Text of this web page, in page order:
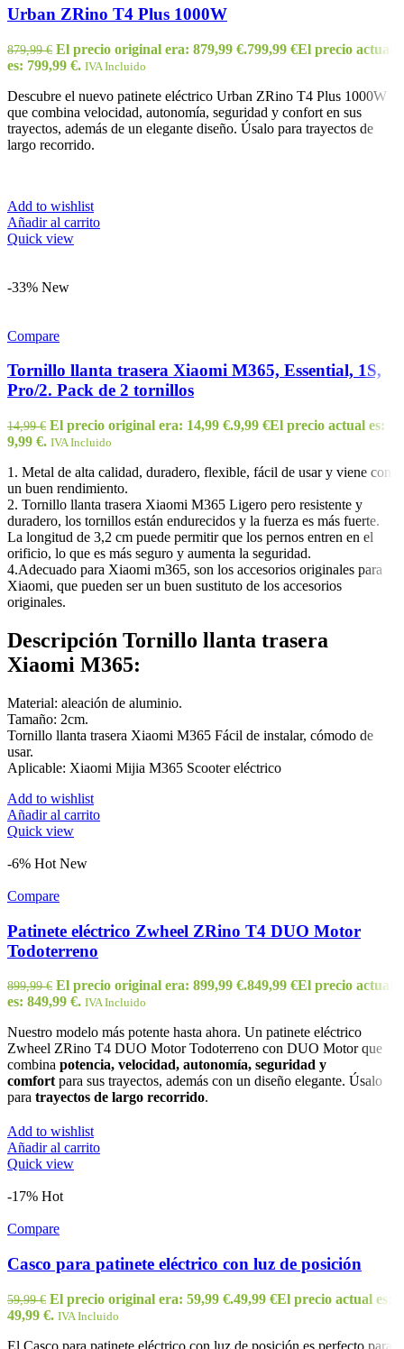
Urban ZRino T4 Plus 1000W
879,99€ El precio original era: 879,99 €.799,99 €El precio actual
es: 799,99 €. IVA Incluido
Descubre el nuevo patinete eléctrico Urban ZRino T4 Plus 1000W
que combina velocidad, autonomía, seguridad y confort en sus
trayectos, además de un elegante diseño. Úsalo para trayectos de
largo recorrido.
Add to wishlist
Añadir al carrito
Quick view
-33% New
Compare
Tornillo llanta trasera Xiaomi M365, Essential, 1S,
Pro/2. Pack de 2 tornillos
14,99€ El precio original era: 14,99 €.9,99 €El precio actual es:
9,99 €. IVA Incluido
1. Metal de alta calidad, duradero, flexible, fácil de usar y viene con
un buen rendimiento.
2. Tornillo llanta trasera Xiaomi M365 Ligero pero resistente y
duradero, los tornillos están endurecidos y la fuerza es más fuerte.
La longitud de 3,2 cm puede permitir que los pernos entren en el
orificio, lo que es más seguro y aumenta la seguridad.
4.Adecuado para Xiaomi m365, son los accesorios originales para
Xiaomi, que pueden ser un buen sustituto de los accesorios
originales.
Descripción Tornillo llanta trasera
Xiaomi M365:
Material: aleación de aluminio.
Tamaño: 2cm.
Tornillo llanta trasera Xiaomi M365 Fácil de instalar, cómodo de
usar.
Aplicable: Xiaomi Mijia M365 Scooter eléctrico
Add to wishlist
Añadir al carrito
Quick view
-6% Hot New
Compare
Patinete eléctrico Zwheel ZRino T4 DUO Motor
Todoterreno
899,99€ El precio original era: 899,99 €.849,99 €El precio actual
es: 849,99 €. IVA Incluido
Nuestro modelo más potente hasta ahora. Un patinete eléctrico
Zwheel ZRino T4 DUO Motor Todoterreno con DUO Motor que
combina potencia, velocidad, autonomía, seguridad y
comfort para sus trayectos, además con un diseño elegante. Úsalo
para trayectos de largo recorrido.
Add to wishlist
Añadir al carrito
Quick view
-17% Hot
Compare
Casco para patinete eléctrico con luz de posición
59,99€ El precio original era: 59,99 €.49,99 €El precio actual es:
49,99 €. IVA Incluido
El Casco para patinete eléctrico con luz de posición es perfecto para